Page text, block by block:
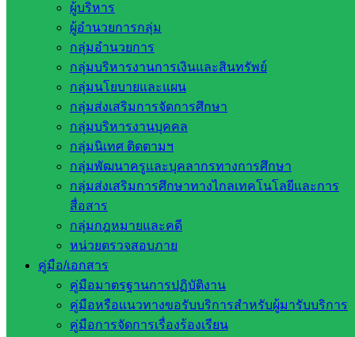
ผู้บริหาร
ผู้อำนวยการกลุ่ม
กลุ่มอำนวยการ
กลุ่มบริหารงานการเงินและสินทรัพย์
กลุ่มนโยบายและแผน
กลุ่มส่งเสริมการจัดการศึกษา
กลุ่มบริหารงานบุคคล
กลุ่มนิเทศ ติดตามฯ
กลุ่มพัฒนาครูและบุคลากรทางการศึกษา
กลุ่มส่งเสริมการศึกษาทางไกลเทคโนโลยีและการ
สื่อสาร
กลุ่มกฎหมายและคดี
หน่วยตรวจสอบภาย
คู่มือ/เอกสาร
คู่มือมาตรฐานการปฏิบัติงาน
คู่มือหรือแนวทางขอรับบริการสำหรับผู้มารับบริการ
คู่มือการจัดการเรื่องร้องเรียน
ปลอดภัยในสถานศึกษาฯ โดยร่วมมือ สนง. สวัสดิการและ
คุ้มครองแรงงานจังหวัดสระแก้ว จัดบรรยายให้กับครูโรงเรียน
ในสังกัดพื้นที่ตั้งทั้ง 4 อำเภอ ในหัวข้อสำคัญเชื่อมโยงการจัด
ระบบความปลอดภัยภาพรวมให้เหมาะสมตามบริบทของสถาน
วันศุกร์ที่ 3 กรกฎาคม 2569 นายนพพร ดีสมดู รองผู้อำนวยการ
สำนักงานเขตพื้นที่การศึกษาประถมศึกษาสระแก้ว เขต 2 ได้รับ
มอบหมายจากนายสมคิด แตงพรม ผู้อำนวยการสำนักงานเขต
พื้นที่การศึกษาประถมศึกษาสระแก้ว เขต 2 เป็นประธานในพิธี
เปิดการอบรมเชิงปฏิบัติการพัฒนาทักษะการดำเนินงานด้าน
ความปลอดภัยในสถานศึกษา และจัดระบบความปลอดภัยภาพ
รวมให้เหมาะสมตามบริบทของสถานศึกษา โครงการเสริม
สร้างความปลอดภัยในสถานศึกษา ซึ่งมีผู้บริหารสถานศึกษา
และครูจากโรงเรียนในสังกัดเข้าร่วมการอบรม ณ ห้องประชุม
เพชรบูรพา สำนักงานเขตพื้นที่การศึกษาประถมศึกษาสระแก้ว
อ.อรัญประเทศ จ.สระแก้ว